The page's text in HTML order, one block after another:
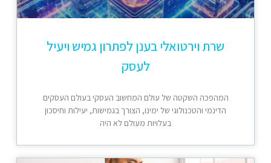
שרת וירטואלי בענן לפתרון גמיש ויעיל
לעסק
המהפכה השקטה של עולם המחשוב העסקי בעולם העסקים
הדינמי והטכנולוגי של ימינו, הצורך בגמישות, יעילות וחיסכון
בעלויות מעולם לא היה